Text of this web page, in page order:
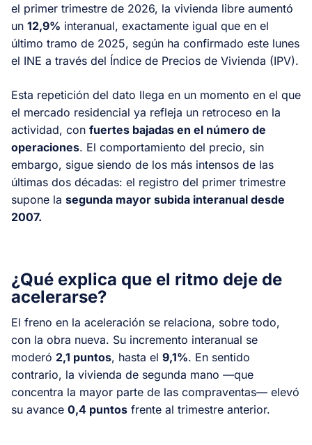
el primer trimestre de 2026, la vivienda libre aumentó
un 12,9% interanual, exactamente igual que en el
último tramo de 2025, según ha confirmado este lunes
el INE a través del Índice de Precios de Vivienda (IPV).
Esta repetición del dato llega en un momento en el que
el mercado residencial ya refleja un retroceso en la
actividad, con fuertes bajadas en el número de
operaciones. El comportamiento del precio, sin
embargo, sigue siendo de los más intensos de las
últimas dos décadas: el registro del primer trimestre
supone la segunda mayor subida interanual desde
2007.
¿Qué explica que el ritmo deje de
acelerarse?
El freno en la aceleración se relaciona, sobre todo,
con la obra nueva. Su incremento interanual se
moderó 2,1 puntos, hasta el 9,1%. En sentido
contrario, la vivienda de segunda mano —que
concentra la mayor parte de las compraventas— elevó
su avance 0,4 puntos frente al trimestre anterior.